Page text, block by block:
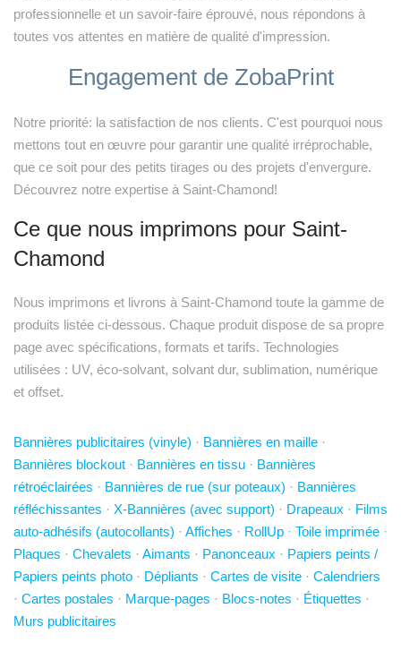
professionnelle et un savoir-faire éprouvé, nous répondons à
toutes vos attentes en matière de qualité d'impression.
Engagement de ZobaPrint
Notre priorité: la satisfaction de nos clients. C'est pourquoi nous
mettons tout en œuvre pour garantir une qualité irréprochable,
que ce soit pour des petits tirages ou des projets d'envergure.
Découvrez notre expertise à Saint-Chamond!
Ce que nous imprimons pour Saint-
Chamond
Nous imprimons et livrons à Saint-Chamond toute la gamme de
produits listée ci-dessous. Chaque produit dispose de sa propre
page avec spécifications, formats et tarifs. Technologies
utilisées : UV, éco-solvant, solvant dur, sublimation, numérique
et offset.
Bannières publicitaires (vinyle) · Bannières en maille ·
Bannières blockout · Bannières en tissu · Bannières
rétroéclairées · Bannières de rue (sur poteaux) · Bannières
réfléchissantes · X-Bannières (avec support) · Drapeaux · Films
auto-adhésifs (autocollants) · Affiches · RollUp · Toile imprimée ·
Plaques · Chevalets · Aimants · Panonceaux · Papiers peints /
Papiers peints photo · Dépliants · Cartes de visite · Calendriers
· Cartes postales · Marque-pages · Blocs-notes · Étiquettes ·
Murs publicitaires